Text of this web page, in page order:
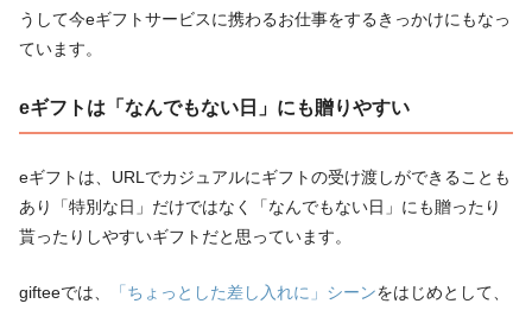
うして今eギフトサービスに携わるお仕事をするきっかけにもなっ
ています。
eギフトは「なんでもない日」にも贈りやすい
eギフトは、URLでカジュアルにギフトの受け渡しができることも
あり「特別な日」だけではなく「なんでもない日」にも贈ったり
貰ったりしやすいギフトだと思っています。
gifteeでは、 「ちょっとした差し入れに」シーンをはじめとして、